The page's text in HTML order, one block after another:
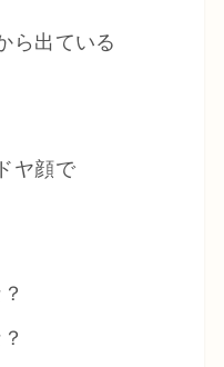
ら出ている
ヤ顔で